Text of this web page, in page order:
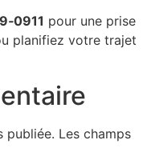
pour une prise
planifiez votre trajet
publiée. Les champs